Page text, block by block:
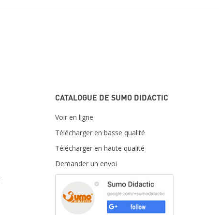
CATALOGUE DE SUMO DIDACTIC
Voir en ligne
Télécharger en basse qualité
Télécharger en haute qualité
Demander un envoi